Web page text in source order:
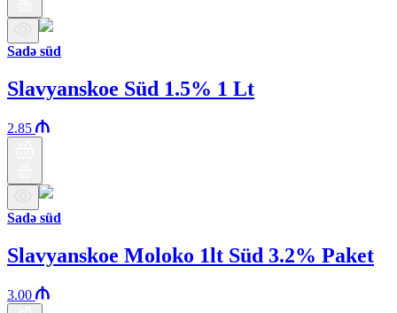
Sadə süd
Slavyanskoe Süd 1.5% 1 Lt
2.85
Sadə süd
Slavyanskoe Moloko 1lt Süd 3.2% Paket
3.00